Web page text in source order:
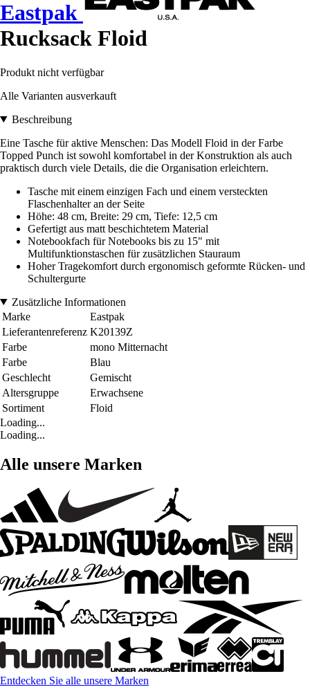
Eastpak
Rucksack Floid
Produkt nicht verfügbar
Alle Varianten ausverkauft
Beschreibung
Eine Tasche für aktive Menschen: Das Modell Floid in der Farbe
Topped Punch ist sowohl komfortabel in der Konstruktion als auch
praktisch durch viele Details, die die Organisation erleichtern.
Tasche mit einem einzigen Fach und einem versteckten
Flaschenhalter an der Seite
Höhe: 48 cm, Breite: 29 cm, Tiefe: 12,5 cm
Gefertigt aus matt beschichtetem Material
Notebookfach für Notebooks bis zu 15" mit
Multifunktionstaschen für zusätzlichen Stauraum
Hoher Tragekomfort durch ergonomisch geformte Rücken- und
Schultergurte
Zusätzliche Informationen
Marke
Eastpak
Lieferantenreferenz K20139Z
Farbe
mono Mitternacht
Farbe
Blau
Geschlecht
Gemischt
Altersgruppe
Erwachsene
Sortiment
Floid
Loading...
Loading...
Alle unsere Marken
Entdecken Sie alle unsere Marken